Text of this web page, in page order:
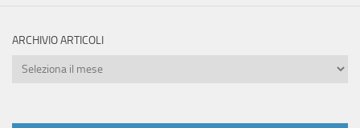
ARCHIVIO ARTICOLI
Archivio